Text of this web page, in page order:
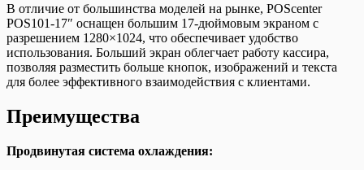
В отличие от большинства моделей на рынке, POScenter
POS101-17″ оснащен большим 17-дюймовым экраном с
разрешением 1280×1024, что обеспечивает удобство
использования. Больший экран облегчает работу кассира,
позволяя разместить больше кнопок, изображений и текста
для более эффективного взаимодействия с клиентами.
Преимущества
Продвинутая система охлаждения: